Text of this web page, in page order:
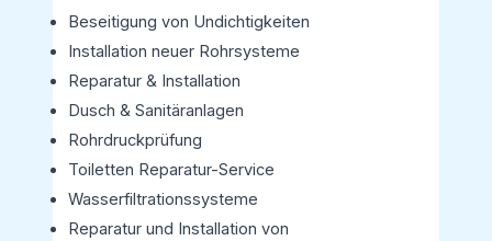
Beseitigung von Undichtigkeiten
Installation neuer Rohrsysteme
Reparatur & Installation
Dusch & Sanitäranlagen
Rohrdruckprüfung
Toiletten Reparatur-Service
Wasserfiltrationssysteme
Reparatur und Installation von